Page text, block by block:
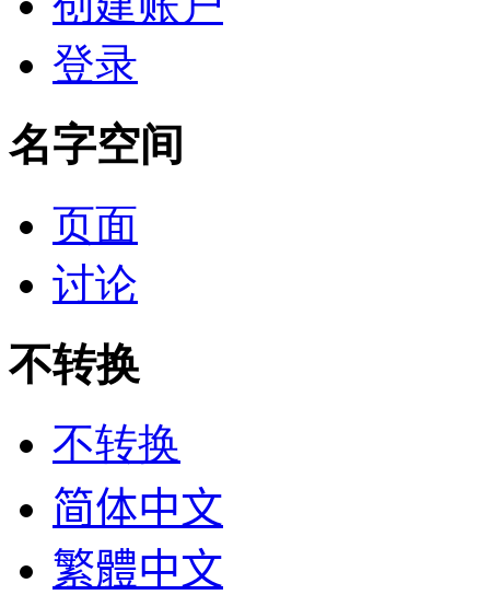
登录
名字空间
页面
讨论
不转换
不转换
简体中文
繁體中文